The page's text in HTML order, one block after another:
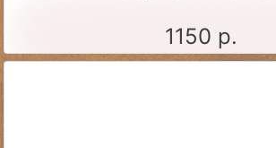
1150 р.